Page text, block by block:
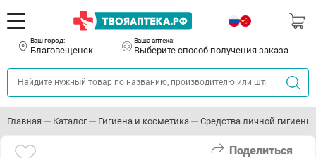
Ваш город:
Благовещенск
Ваша аптека:
Выберите способ получения заказа
Главная Каталог Гигиена и косметика Средства личной
Поделиться